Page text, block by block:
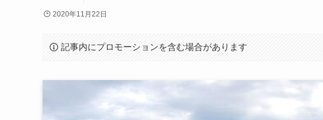
2020年11月22日
記事内にプロモーションを含む場合があります